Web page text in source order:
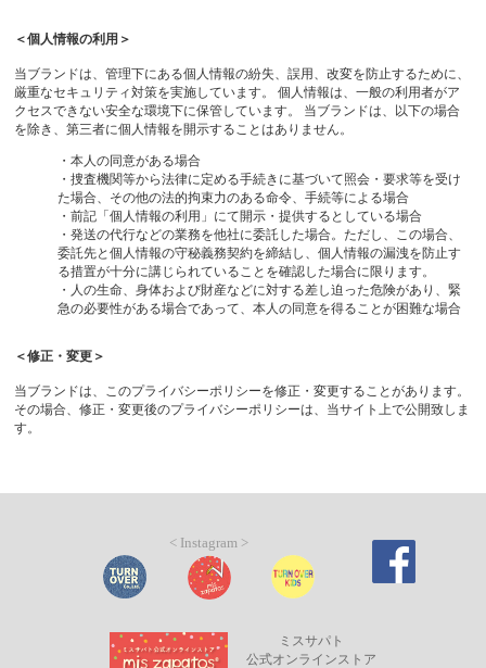
＜個人情報の利用＞
当ブランドは、管理下にある個人情報の紛失、誤用、改変を防止するために、
厳重なセキュリティ対策を実施しています。 個人情報は、一般の利用者がア
クセスできない安全な環境下に保管しています。 当ブランドは、以下の場合
を除き、第三者に個人情報を開示することはありません。
・本人の同意がある場合
・捜査機関等から法律に定める手続きに基づいて照会・要求等を受け
た場合、その他の法的拘束力のある命令、手続等による場合
・前記「個人情報の利用」にて開示・提供するとしている場合
・発送の代行などの業務を他社に委託した場合。ただし、この場合、
委託先と個人情報の守秘義務契約を締結し、個人情報の漏洩を防止す
る措置が十分に講じられていることを確認した場合に限ります。
・人の生命、身体および財産などに対する差し迫った危険があり、緊
急の必要性がある場合であって、本人の同意を得ることが困難な場合
＜修正・変更＞
当ブランドは、このプライバシーポリシーを修正・変更することがあります。
その場合、修正・変更後のプライバシーポリシーは、当サイト上で公開致しま
す。
< Instagram >
ミスサパト
公式オンラインストア